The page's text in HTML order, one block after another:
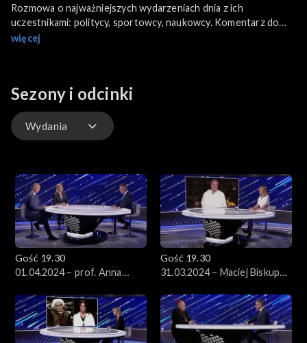
Rozmowa o najważniejszych wydarzeniach dnia z ich
uczestnikami: politycy, sportowcy, naukowcy. Komentarz do
materiałów przedstawionych tego dnia w programie 19:30.
więcej
Sezony i odcinki
Wydania
Gość 19.30
01.04.2024 – prof. Anna
Konarski
Gość 19.30
31.03.2024 – Maciej Biskup